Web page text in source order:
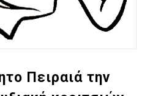
Πειραιά την